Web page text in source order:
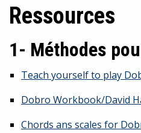
Ressources
1- Méthodes
Teach yourself to play
Dobro Workbook/David
Chords ans scales for